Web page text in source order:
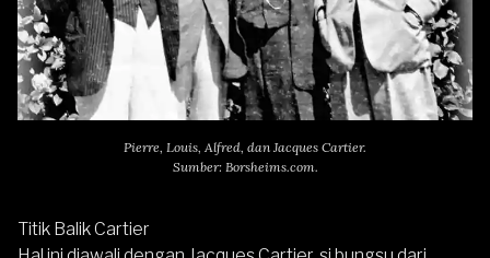
Pierre, Louis, Alfred, dan Jacques Cartier.
Sumber: Borsheims.com.
Titik Balik Cartier